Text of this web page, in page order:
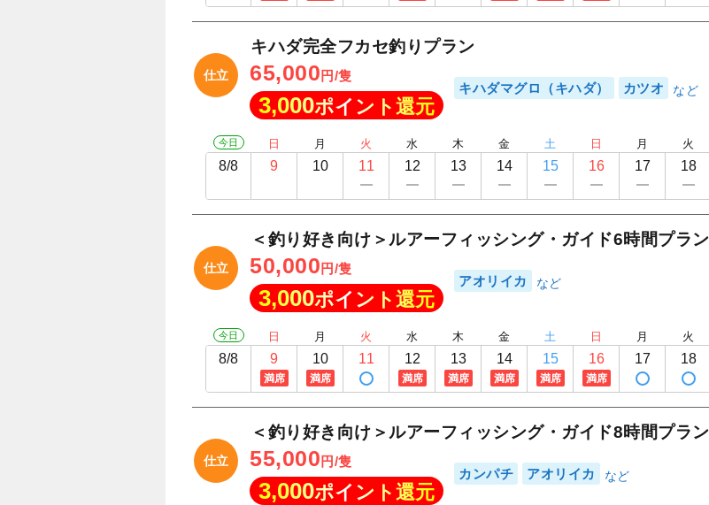
仕立
キハダ完全フカセ釣りプラン
65,000 円/隻
3,000ポイント還元
キハダマグロ（キハダ） カツオ
今日
8/8
日
9
月
10
火
11
水
12
木
13
金
14
土
15
日
16
月
17
火
18
仕立
＜釣り好き向け＞ルアーフィッシング・ガイド6時間プラン
50,000 円/隻
3,000ポイント還元
アオリイカ
今日
8/8
日
9
満席
月
10
満席
火
11
水
12
満席
木
13
満席
金
14
満席
土
15
満席
日
16
満席
月
17
火
18
仕立
＜釣り好き向け＞ルアーフィッシング・ガイド8時間プラン
55,000 円/隻
3,000ポイント還元
カンパチ アオリイカ